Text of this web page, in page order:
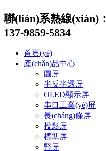
聯(lián)系熱線(xiàn)：
137-9859-5834
首頁(yè)
產(chǎn)品中心
圓屏
半反半透屏
OLED顯示屏
串口工業(yè)屏
長(cháng)條屏
投影屏
標準屏
豎屏